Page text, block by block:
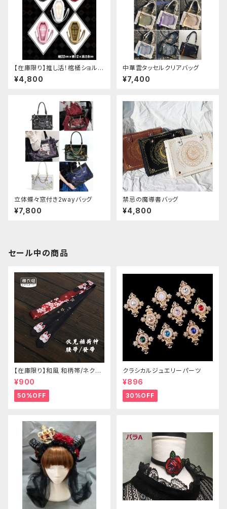
【在庫限り】推し活！棺桶ショルダ
ーバッグ
¥4,800
中華雲タッセルクリアバッグ
¥7,400
立体蝶々窓付き2wayバッグ
¥7,800
禁忌の魔導書バッグ
¥4,800
セール中の商品
【在庫限り】和風 和柄帯/ネクタ
イ/リボン（狐面/金魚
¥900
50%OFF
クラシカルジュエリーパーツ
¥896
30%OFF